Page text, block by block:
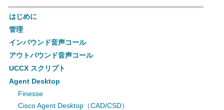
はじめに
管理
インバウンド音声コール
アウトバウンド音声コール
UCCX スクリプト
Agent Desktop
Finesse
Cisco Agent Desktop（CAD/CSD）